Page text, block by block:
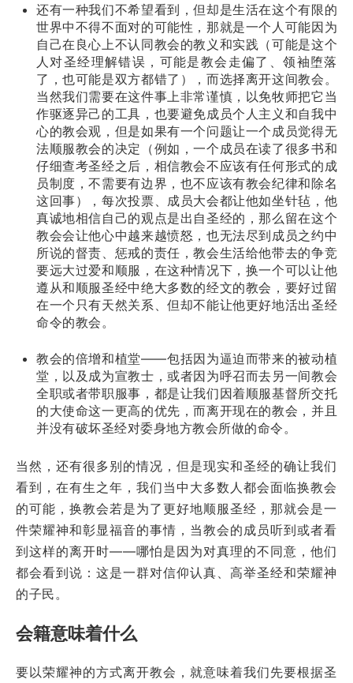
还有一种我们不希望看到，但却是生活在这个有限的
世界中不得不面对的可能性，那就是一个人可能因为
自己在良心上不认同教会的教义和实践（可能是这个
人对圣经理解错误，可能是教会走偏了、领袖堕落
了，也可能是双方都错了），而选择离开这间教会。
当然我们需要在这件事上非常谨慎，以免牧师把它当
作驱逐异己的工具，也要避免成员个人主义和自我中
心的教会观，但是如果有一个问题让一个成员觉得无
法顺服教会的决定（例如，一个成员在读了很多书和
仔细查考圣经之后，相信教会不应该有任何形式的成
员制度，不需要有边界，也不应该有教会纪律和除名
这回事），每次投票、成员大会都让他如坐针毡，他
真诚地相信自己的观点是出自圣经的，那么留在这个
教会会让他心中越来越愤怒，也无法尽到成员之约中
所说的督责、惩戒的责任，教会生活给他带去的争竞
要远大过爱和顺服，在这种情况下，换一个可以让他
遵从和顺服圣经中绝大多数的经文的教会，要好过留
在一个只有天然关系、但却不能让他更好地活出圣经
命令的教会。
教会的倍增和植堂——包括因为逼迫而带来的被动植
堂，以及成为宣教士，或者因为呼召而去另一间教会
全职或者带职服事，都是让我们因着顺服基督所交托
的大使命这一更高的优先，而离开现在的教会，并且
并没有破坏圣经对委身地方教会所做的命令。
当然，还有很多别的情况，但是现实和圣经的确让我们
看到，在有生之年，我们当中大多数人都会面临换教会
的可能，换教会若是为了更好地顺服圣经，那就会是一
件荣耀神和彰显福音的事情，当教会的成员听到或者看
到这样的离开时——哪怕是因为对真理的不同意，他们
都会看到说：这是一群对信仰认真、高举圣经和荣耀神
的子民。
会籍意味着什么
要以荣耀神的方式离开教会，就意味着我们先要根据圣